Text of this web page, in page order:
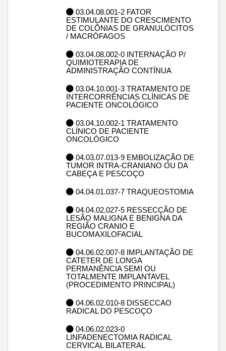
03.04.08.001-2 FATOR
ESTIMULANTE DO CRESCIMENTO
DE COLÕNIAS DE GRANULÓCITOS
/ MACRÓFAGOS
03.04.08.002-0 INTERNAÇÃO P/
QUIMIOTERAPIA DE
ADMINISTRAÇÃO CONTÍNUA
03.04.10.001-3 TRATAMENTO DE
INTERCORRÊNCIAS CLÍNICAS DE
PACIENTE ONCOLÓGICO
03.04.10.002-1 TRATAMENTO
CLÍNICO DE PACIENTE
ONCOLÓGICO
04.03.07.013-9 EMBOLIZAÇÃO DE
TUMOR INTRA-CRANIANO OU DA
CABEÇA E PESCOÇO
04.04.01.037-7 TRAQUEOSTOMIA
04.04.02.027-5 RESSECÇÃO DE
LESÃO MALIGNA E BENIGNA DA
REGIÃO CRANIO E
BUCOMAXILOFACIAL
04.06.02.007-8 IMPLANTAÇÃO DE
CATETER DE LONGA
PERMANÊNCIA SEMI OU
TOTALMENTE IMPLANTAVEL
(PROCEDIMENTO PRINCIPAL)
04.06.02.010-8 DISSECCAO
RADICAL DO PESCOÇO
04.06.02.023-0
LINFADENECTOMIA RADICAL
CERVICAL BILATERAL